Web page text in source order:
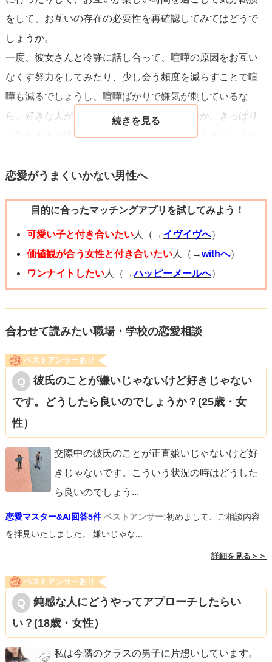
をして、お互いの存在の必要性を再確認してみてはどうで
しょうか。
一度、彼女さんと冷静に話し合って、喧嘩の原因をお互い
なくす努力をしてみたり、少し会う頻度を減らすことで喧
嘩も減るでしょうし、喧嘩ばかりで嫌気が刺しているな
ら、好きな人ができたからとお別れをするのか。きっぱり
お別れする決断ができないなら、彼女さんとうまくいく未
きっぱりお別れできる覚悟ができているなら、お別れをし
恋愛がうまくいかない男性へ
目的に合ったマッチングアプリを試してみよう！
可愛い子と付き合いたい人（→ イヴイヴへ）
価値観が合う女性と付き合いたい人（→withへ）
ワンナイトしたい人（→ハッピーメールへ）
合わせて読みたい職場・学校の恋愛相談
ベストアンサーあり
彼氏のことが嫌いじゃないけど好きじゃない
です。どうしたら良いのでしょうか？(25歳・女
性）
交際中の彼氏のことが正直嫌いじゃないけど好
きじゃないです。こういう状況の時はどうした
ら良いのでしょう ...
恋愛マスター&AI回答5件 ベストアンサー:初めまして、ご相談内容
を拝見いたしました。 嫌いじゃな...
詳細を見る＞＞
ベストアンサーあり
鈍感な人にどうやってアプローチしたらい
い？(18歳・女性）
私は今隣のクラスの男子に片想いしています。